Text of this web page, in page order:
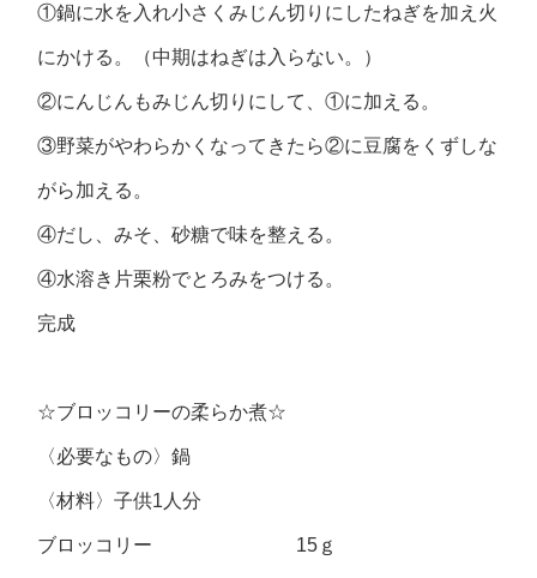
①鍋に水を入れ小さくみじん切りにしたねぎを加え火
にかける。（中期はねぎは入らない。）
②にんじんもみじん切りにして、①に加える。
③野菜がやわらかくなってきたら②に豆腐をくずしな
がら加える。
④だし、みそ、砂糖で味を整える。
④水溶き片栗粉でとろみをつける。
完成
☆ブロッコリーの柔らか煮☆
〈必要なもの〉鍋
〈材料〉子供1人分
ブロッコリー 15ｇ